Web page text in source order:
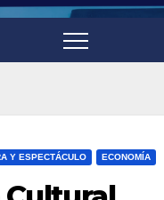
Y ESPECTÁCULO ECONOMÍA